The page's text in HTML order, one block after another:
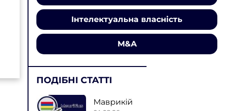
Інтелектуальна власність
M&A
ПОДІБНІ СТАТТІ
Маврикій